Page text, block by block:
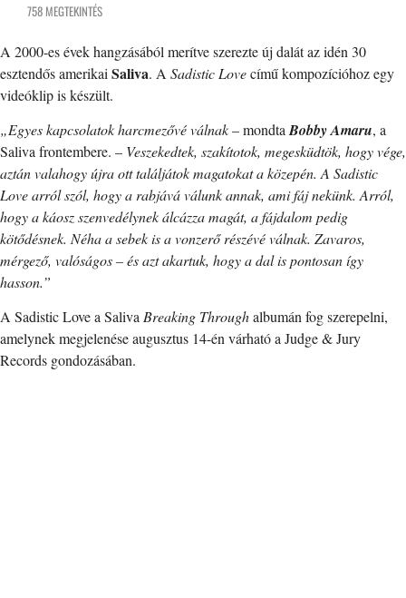
758 MEGTEKINTÉS
A 2000-es évek hangzásából merítve szerezte új dalát az idén 30
esztendős amerikai Saliva. A Sadistic Lovecímű kompozícióhoz egy
videóklip is készült.
„Egyes kapcsolatok harcmezővé válnak– mondta Bobby Amaru, a
Saliva frontembere. – Veszekedtek, szakítotok, megesküdtök, hogy vége,
aztán valahogy újra ott találjátok magatokat a közepén. A Sadistic
Love arról szól, hogy a rabjává válunk annak, ami fáj nekünk. Arról,
hogy a káosz szenvedélynek álcázza magát, a fájdalom pedig
kötődésnek. Néha a sebek is a vonzerő részévé válnak. Zavaros,
mérgező, valóságos – és azt akartuk, hogy a dal is pontosan így
hasson.”
A Sadistic Love a Saliva Breaking Throughalbumán fog szerepelni,
amelynek megjelenése augusztus 14-én várható a Judge & Jury
Records gondozásában.